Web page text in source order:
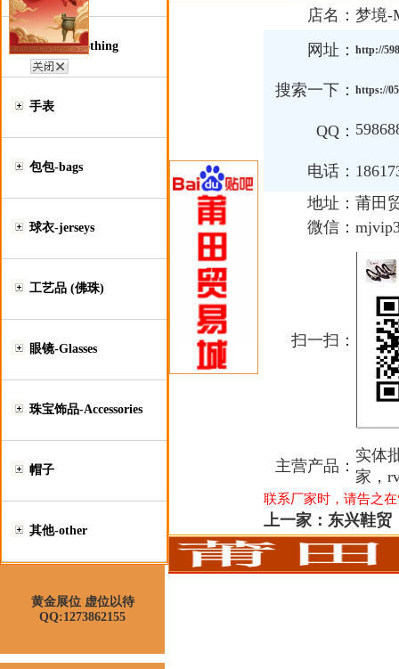
服装类-Clothing
手表
包包-bags
球衣-jerseys
工艺品 (佛珠)
眼镜-Glasses
珠宝饰品-Accessories
帽子
其他-other
黄金展位 虚位以待
QQ:1273862155
店名： 梦境-
网址： http://
搜索一下： https://
QQ：
电话：
地址： 莆田
微信：
扫一扫：
主营产品：
实体
家，
联系厂家时，请告之
上一家： 东兴鞋贸